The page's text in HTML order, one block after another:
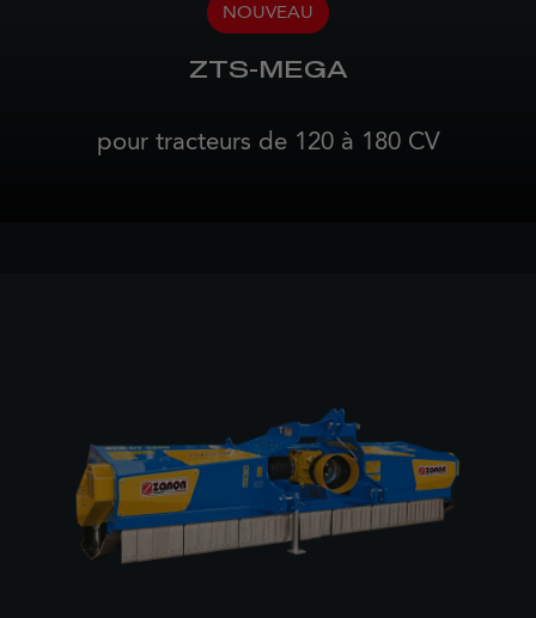
NOUVEAU
ZTS-MEGA
pour tracteurs de 120 à 180 CV